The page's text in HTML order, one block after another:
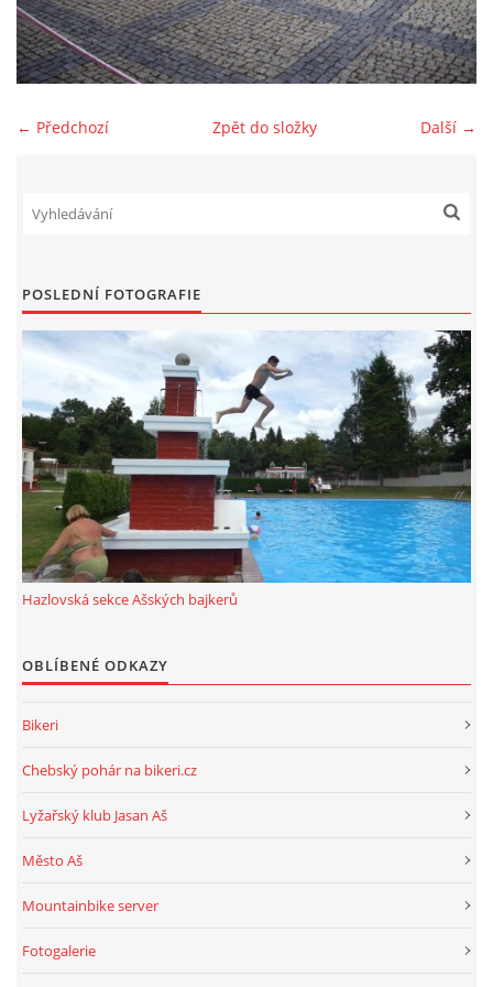
SPONZOŘI
PŘEHLED ZÁVODŮ
JEN PRO TRENÉRY
ZE ŽIVOTA BAJKERŮ
ROK 2024
ROK 2023
ROK 2022
← Předchozí Další →
Zpět do složky
POSLEDNÍ FOTOGRAFIE
Hazlovská sekce Ašských bajkerů
OBLÍBENÉ ODKAZY
Bikeri
Chebský pohár na bikeri.cz
Lyžařský klub Jasan Aš
Město Aš
Mountainbike server
Fotogalerie